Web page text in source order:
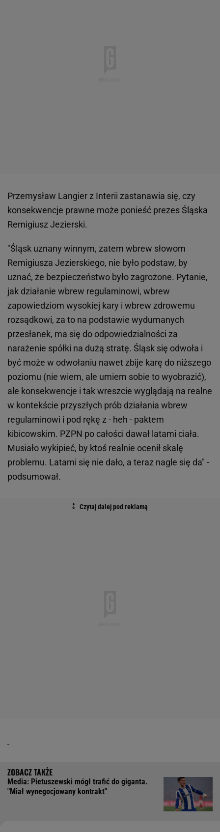
Przemysław Langier z Interii zastanawia się, czy
konsekwencje prawne może ponieść prezes Śląska
Remigiusz Jezierski.
"Śląsk uznany winnym, zatem wbrew słowom
Remigiusza Jezierskiego, nie było podstaw, by
uznać, że bezpieczeństwo było zagrożone. Pytanie,
jak działanie wbrew regulaminowi, wbrew
zapowiedziom wysokiej kary i wbrew zdrowemu
rozsądkowi, za to na podstawie wydumanych
przesłanek, ma się do odpowiedzialności za
narażenie spółki na dużą stratę. Śląsk się odwoła i
być może w odwołaniu nawet zbije karę do niższego
poziomu (nie wiem, ale umiem sobie to wyobrazić),
ale konsekwencje i tak wreszcie wyglądają na realne
w kontekście przyszłych prób działania wbrew
regulaminowi i pod rękę z - heh - paktem
kibicowskim. PZPN po całości dawał latami ciała.
Musiało wykipieć, by ktoś realnie ocenił skalę
problemu. Latami się nie dało, a teraz nagle się da" -
podsumował.
Media: Pietuszewski mógł trafić do giganta.
"Miał wynegocjowany kontrakt"